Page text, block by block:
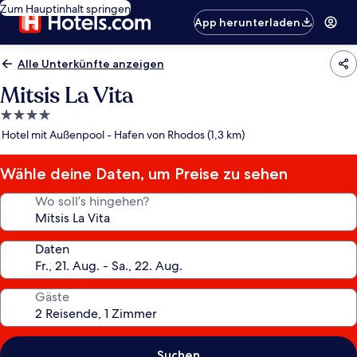
Zum Hauptinhalt springen
App herunterladen
Alle Unterkünfte anzeigen
Mitsis La Vita
4.0-
Sterne-
Hotel mit Außenpool - Hafen von Rhodos (1,3 km)
Wähle deine Daten, um Preise zu sehen
Wo soll’s hingehen?
Daten
Gäste